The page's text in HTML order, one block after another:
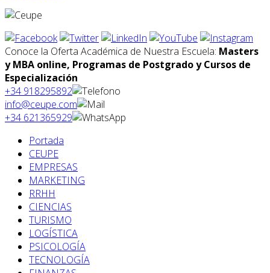
Conoce la Oferta Académica de Nuestra Escuela: Masters
y MBA online, Programas de Postgrado y Cursos de
Especialización
+34 918295892
info@ceupe.com
+34 621365929
Portada
CEUPE
EMPRESAS
MARKETING
RRHH
CIENCIAS
TURISMO
LOGÍSTICA
PSICOLOGÍA
TECNOLOGÍA